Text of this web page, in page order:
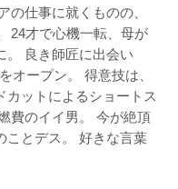
の仕事に就くものの、
24才で心機一転、母が
。 良き師匠に出会い
オープン。 得意技は、
カットによるショートス
費のイイ男。 今が絶頂
ことデス。 好きな言葉